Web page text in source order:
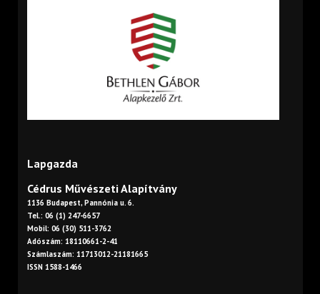
Lapgazda
Cédrus Művészeti Alapítvány
1136 Budapest, Pannónia u. 6.
Tel.: 06 (1) 247-6657
Mobil: 06 (30) 511-3762
Adószám: 18110661-2-41
Számlaszám: 11713012-21181665
ISSN 1588-1466